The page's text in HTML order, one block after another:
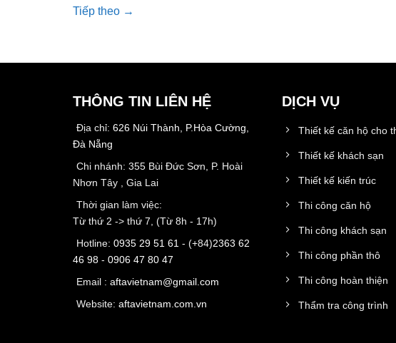
Tiếp theo →
THÔNG TIN LIÊN HỆ
Địa chỉ: 626 Núi Thành, P.Hòa Cường,
Đà Nẵng
Chi nhánh: 355 Bùi Đức Sơn, P. Hoài
Nhơn Tây , Gia Lai
Thời gian làm việc:
Từ thứ 2 -> thứ 7, (Từ 8h - 17h)
Hotline: 0935 29 51 61 - (+84)2363 62
46 98 - 0906 47 80 47
Email : aftavietnam@gmail.com
Website: aftavietnam.com.vn
DỊCH VỤ
Thiết kế căn hộ cho
Thiết kế khách sạn
Thiết kế kiến trúc
Thi công căn hộ
Thi công khách sạn
Thi công phần thô
Thi công hoàn thiện
Thẩm tra công trình